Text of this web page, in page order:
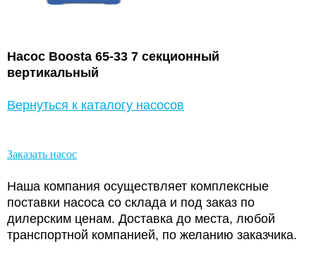
Насос Boosta 65-33 7 секционный
вертикальный
Вернуться к каталогу насосов
Заказать насос
Наша компания осуществляет комплексные
поставки насоса со склада и под заказ по
дилерским ценам. Доставка до места, любой
транспортной компанией, по желанию заказчика.